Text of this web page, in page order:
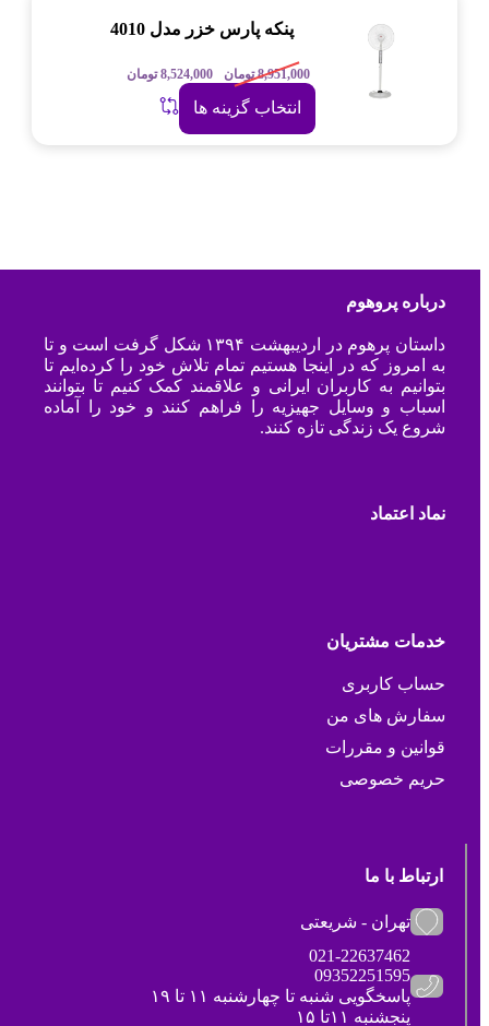
پنکه پارس خزر مدل 4010
8,951,000 تومان 8,524,000 تومان
انتخاب گزینه ها
درباره پروهوم
داستان پرهوم در اردیبهشت ۱۳۹۴ شکل گرفت است و تا
به امروز که در اینجا هستیم تمام تلاش خود را کرده‌ایم تا
بتوانیم به کاربران ایرانی و علاقمند کمک کنیم تا بتوانند
اسباب و وسایل جهیزیه را فراهم کنند و خود را آماده
شروع یک زندگی تازه کنند.
نماد اعتماد
خدمات مشتریان
حساب کاربری
سفارش های من
قوانین و مقررات
حریم خصوصی
ارتباط با ما
تهران - شریعتی
021-22637462
09352251595
پاسخگویی شنبه تا چهارشنبه ۱۱ تا ۱۹
پنجشنبه ۱۱تا ۱۵